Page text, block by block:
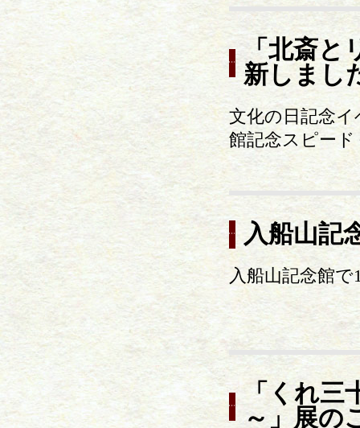
「北斎と
新しまし
文化の日記念
館記念スピー
入船山記
入船山記念館
「くれ三
～」展の